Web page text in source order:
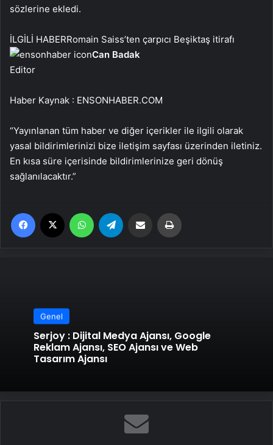
sözlerine ekledi.
İLGİLİ HABERRomain Saiss’ten çarpıcı Beşiktaş itirafı
Can Badak
Editor
Haber Kaynak : ENSONHABER.COM
“Yayınlanan tüm haber ve diğer içerikler ile ilgili olarak
yasal bildirimlerinizi bize iletişim sayfası üzerinden iletiniz.
En kısa süre içerisinde bildirimlerinize geri dönüş
sağlanılacaktır.”
Facebook WhatsApp Email'den paylaş
Genel
Serjoy : Dijital Medya Ajansı, Google
Reklam Ajansı, SEO Ajansı ve Web
Tasarım Ajansı